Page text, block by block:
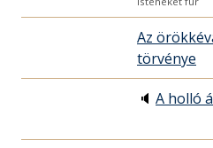
Az
törvénye
🔈 A holló